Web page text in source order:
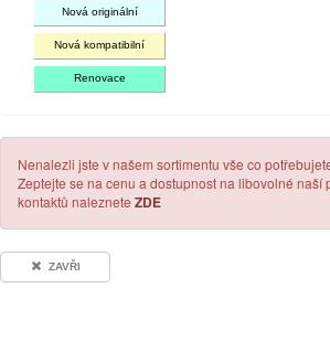
Nová originální
Nová kompatibilní
Renovace
Nenalezli jste v našem sortimentu vše co
Zeptejte se na cenu a dostupnost na libovolné naší
kontaktů naleznete ZDE
ZAVŘI